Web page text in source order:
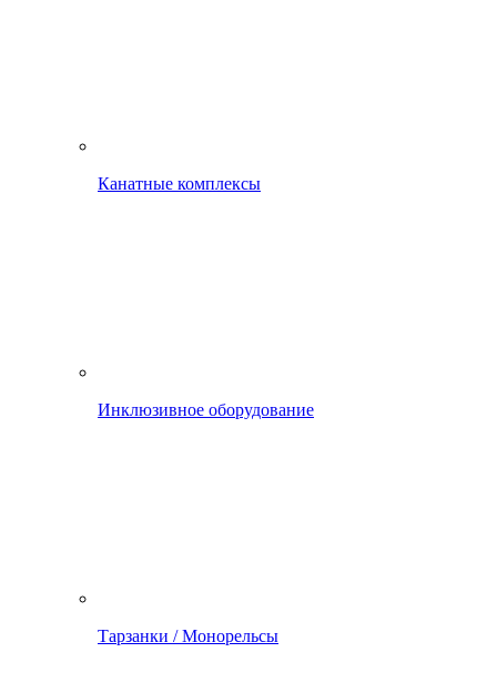
Канатные комплексы
Инклюзивное оборудование
Тарзанки / Монорельсы